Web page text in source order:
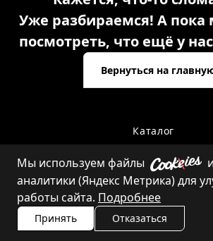
Уже разбираемся! А
посмотреть, что ещё у
Вернуться на
Каталог
Контакты
Мы используем файлы
аналитики (Яндекс Метрика) для
работы сайта. Подробнее
Принять Отказаться